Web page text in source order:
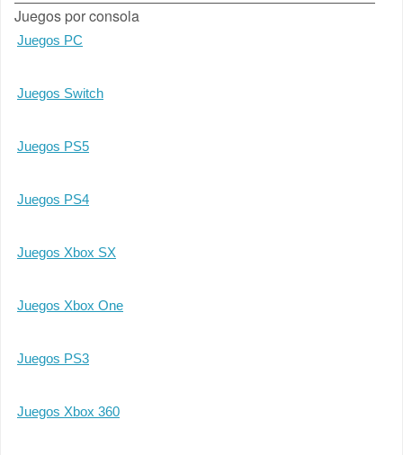
Juegos por consola
Juegos PC
Juegos Switch
Juegos PS5
Juegos PS4
Juegos Xbox SX
Juegos Xbox One
Juegos PS3
Juegos Xbox 360